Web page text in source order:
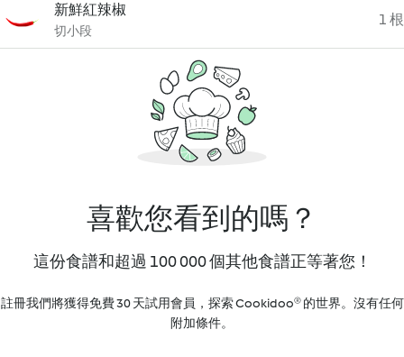
新鮮紅辣椒
切小段
1 根
喜歡您看到的嗎？
這份食譜和超過 100 000 個其他食譜正等著您！
註冊我們將獲得免費 30 天試用會員，探索 Cookidoo® 的世界。沒有任何
附加條件。